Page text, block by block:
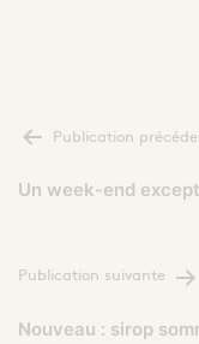
NAVIGATION
L’ARTICLE
Publication
Un week-end
Publication suivante
Nouveau : sirop